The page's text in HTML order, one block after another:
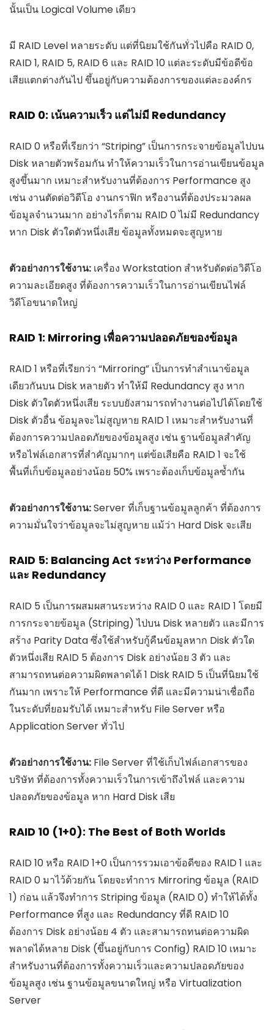
นั้นเป็น Logical Volume เดียว
มี RAID Level หลายระดับ แต่ที่นิยมใช้กันทั่วไปคือ RAID 0,
RAID 1, RAID 5, RAID 6 และ RAID 10 แต่ละระดับมีข้อดีข้อ
เสียแตกต่างกันไป ขึ้นอยู่กับความต้องการของแต่ละองค์กร
RAID 0: เน้นความเร็ว แต่ไม่มี Redundancy
RAID 0 หรือที่เรียกว่า “Striping” เป็นการกระจายข้อมูลไปบน
Disk หลายตัวพร้อมกัน ทำให้ความเร็วในการอ่านเขียนข้อมูล
สูงขึ้นมาก เหมาะสำหรับงานที่ต้องการ Performance สูง
เช่น งานตัดต่อวิดีโอ งานกราฟิก หรืองานที่ต้องประมวลผล
ข้อมูลจำนวนมาก อย่างไรก็ตาม RAID 0 ไม่มี Redundancy
หาก Disk ตัวใดตัวหนึ่งเสีย ข้อมูลทั้งหมดจะสูญหาย
ตัวอย่างการใช้งาน: เครื่อง Workstation สำหรับตัดต่อวิดีโอ
ความละเอียดสูง ที่ต้องการความเร็วในการอ่านเขียนไฟล์
วิดีโอขนาดใหญ่
RAID 1: Mirroring เพื่อความปลอดภัยของข้อมูล
RAID 1 หรือที่เรียกว่า “Mirroring” เป็นการทำสำเนาข้อมูล
เดียวกันบน Disk หลายตัว ทำให้มี Redundancy สูง หาก
Disk ตัวใดตัวหนึ่งเสีย ระบบยังสามารถทำงานต่อไปได้โดยใช้
Disk ตัวอื่น ข้อมูลจะไม่สูญหาย RAID 1 เหมาะสำหรับงานที่
ต้องการความปลอดภัยของข้อมูลสูง เช่น ฐานข้อมูลสำคัญ
หรือไฟล์เอกสารที่สำคัญมากๆ แต่ข้อเสียคือ RAID 1 จะใช้
พื้นที่เก็บข้อมูลอย่างน้อย 50% เพราะต้องเก็บข้อมูลซ้ำกัน
ตัวอย่างการใช้งาน:Server ที่เก็บฐานข้อมูลลูกค้า ที่ต้องการ
ความมั่นใจว่าข้อมูลจะไม่สูญหาย แม้ว่า Hard Disk จะเสีย
RAID 5: Balancing Act ระหว่าง Performance
และ Redundancy
RAID 5 เป็นการผสมผสานระหว่าง RAID 0 และ RAID 1 โดยมี
การกระจายข้อมูล (Striping) ไปบน Disk หลายตัว และมีการ
สร้าง Parity Data ซึ่งใช้สำหรับกู้คืนข้อมูลหาก Disk ตัวใด
ตัวหนึ่งเสีย RAID 5 ต้องการ Disk อย่างน้อย 3 ตัว และ
สามารถทนต่อความผิดพลาดได้ 1 Disk RAID 5 เป็นที่นิยมใช้
กันมาก เพราะให้ Performance ที่ดี และมีความน่าเชื่อถือ
ในระดับที่ยอมรับได้ เหมาะสำหรับ File Server หรือ
Application Server ทั่วไป
ตัวอย่างการใช้งาน: File Server ที่ใช้เก็บไฟล์เอกสารของ
บริษัท ที่ต้องการทั้งความเร็วในการเข้าถึงไฟล์ และความ
ปลอดภัยของข้อมูล หาก Hard Disk เสีย
RAID 10 (1+0): The Best of Both Worlds
RAID 10 หรือ RAID 1+0 เป็นการรวมเอาข้อดีของ RAID 1 และ
RAID 0 มาไว้ด้วยกัน โดยจะทำการ Mirroring ข้อมูล (RAID
1) ก่อน แล้วจึงทำการ Striping ข้อมูล (RAID 0) ทำให้ได้ทั้ง
Performance ที่สูง และ Redundancy ที่ดี RAID 10
ต้องการ Disk อย่างน้อย 4 ตัว และสามารถทนต่อความผิด
พลาดได้หลาย Disk (ขึ้นอยู่กับการ Config) RAID 10 เหมาะ
สำหรับงานที่ต้องการทั้งความเร็วและความปลอดภัยของ
ข้อมูลสูง เช่น ฐานข้อมูลขนาดใหญ่ หรือ Virtualization
Server